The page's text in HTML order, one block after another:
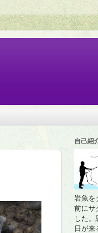
自己紹
岩魚を
前にサ
した
日が来